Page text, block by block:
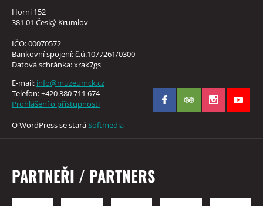
Horní 152
381 01 Český Krumlov
IČO: 00070572
Bankovní spojení: č.ú.1077261/0300
Datová schránka: xrak7gs
E-mail: info@muzeumck.cz
Telefon: +420 380 711 674
Prohlášení o přístupnosti
O WordPress se staráSoftmedia
PARTNEŘI / PARTNERS